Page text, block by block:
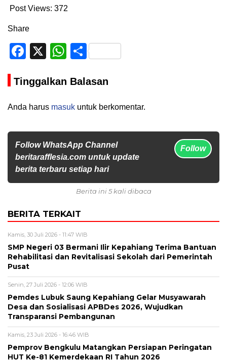
Post Views: 372
Share
Facebook
X WhatsApp
Share
Tinggalkan Balasan
Anda harus masuk untuk berkomentar.
Follow WhatsApp Channel
beritarafflesia.com untuk update
berita terbaru setiap hari
Follow
Berita ini 5 kali dibaca
BERITA TERKAIT
Kamis, 30 Juli 2026 - 11:47 WIB
SMP Negeri 03 Bermani Ilir Kepahiang Terima Bantuan
Rehabilitasi dan Revitalisasi Sekolah dari Pemerintah
Pusat
Senin, 27 Juli 2026 - 12:06 WIB
Pemdes Lubuk Saung Kepahiang Gelar Musyawarah
Desa dan Sosialisasi APBDes 2026, Wujudkan
Transparansi Pembangunan
Kamis, 23 Juli 2026 - 16:46 WIB
Pemprov Bengkulu Matangkan Persiapan Peringatan
HUT Ke-81 Kemerdekaan RI Tahun 2026